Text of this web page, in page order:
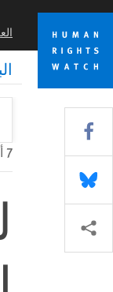
Skip
cookie
privacy
notice
Skip
main
content
7 أكتوبر/تشرين الأول 2025 12:25PM EDT
this via Facebook
this via Bluesky
Share this via مشاركة